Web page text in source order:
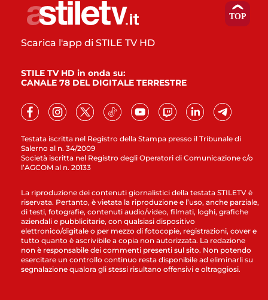
Testata iscritta nel Registro della Stampa presso il Tribunale di
Salerno al n. 34/2009
Società iscritta nel Registro degli Operatori di Comunicazione c/o
l’AGCOM al n. 20133
Scarica l'app di STILE TV HD
STILE TV HD in onda su:
CANALE 78 DEL DIGITALE TERRESTRE
La riproduzione dei contenuti giornalistici della testata STILETV è
riservata. Pertanto, è vietata la riproduzione e l’uso, anche parziale,
di testi, fotografie, contenuti audio/video, filmati, loghi, grafiche
aziendali e pubblicitarie, con qualsiasi dispositivo
elettronico/digitale o per mezzo di fotocopie, registrazioni, cover e
tutto quanto è ascrivibile a copia non autorizzata. La redazione
non è responsabile dei commenti presenti sul sito. Non potendo
esercitare un controllo continuo resta disponibile ad eliminarli su
segnalazione qualora gli stessi risultano offensivi e oltraggiosi.